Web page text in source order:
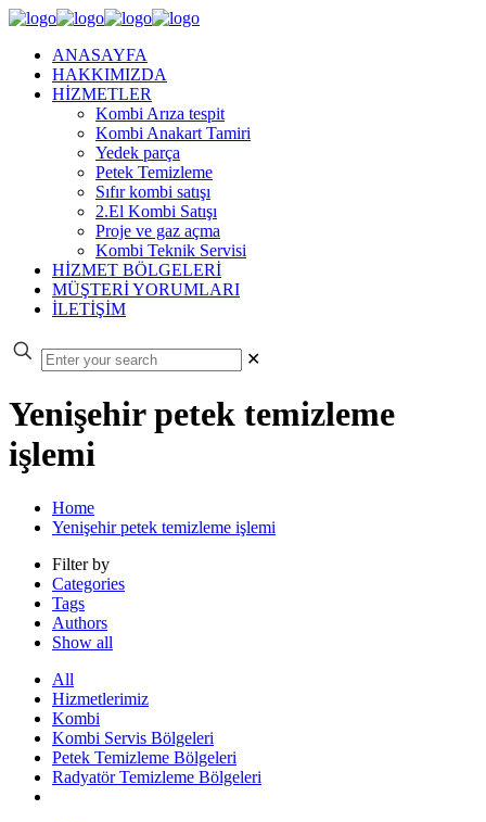
ANASAYFA
HAKKIMIZDA
HİZMETLER
Kombi Arıza tespit
Kombi Anakart Tamiri
Yedek parça
Petek Temizleme
Sıfır kombi satışı
2.El Kombi Satışı
Proje ve gaz açma
Kombi Teknik Servisi
HİZMET BÖLGELERİ
MÜŞTERİ YORUMLARI
İLETİŞİM
✕
Yenişehir petek temizleme
işlemi
Home
Yenişehir petek temizleme işlemi
Filter by
Categories
Tags
Authors
Show all
All
Hizmetlerimiz
Kombi
Kombi Servis Bölgeleri
Petek Temizleme Bölgeleri
Radyatör Temizleme Bölgeleri